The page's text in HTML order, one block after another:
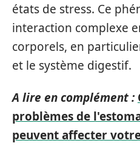
états de stress. Ce
interaction complexe
corporels, en
et le système digestif.
A lire en complément :
problèmes de
peuvent affecter